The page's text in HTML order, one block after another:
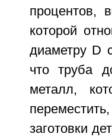
процентов,
которой
диаметру D
что труба
металл,
заготовки